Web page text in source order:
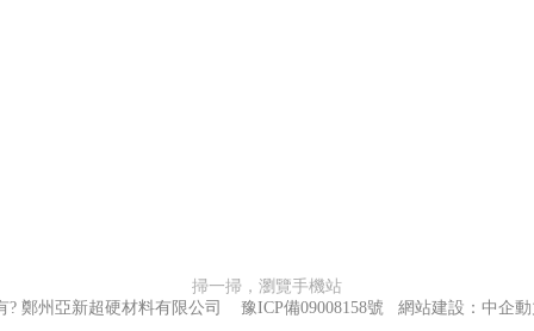
掃一掃，瀏覽手機站
? 鄭州亞新超硬材料有限公司 豫ICP備09008158號 網站建設：中企